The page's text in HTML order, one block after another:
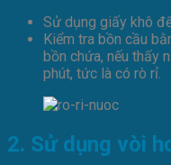
Sử dụng giấy khô
Kiểm tra bồn cầu
bồn chứa, nếu thấy
phút, tức là có rò rỉ.
2. Sử dụng vòi